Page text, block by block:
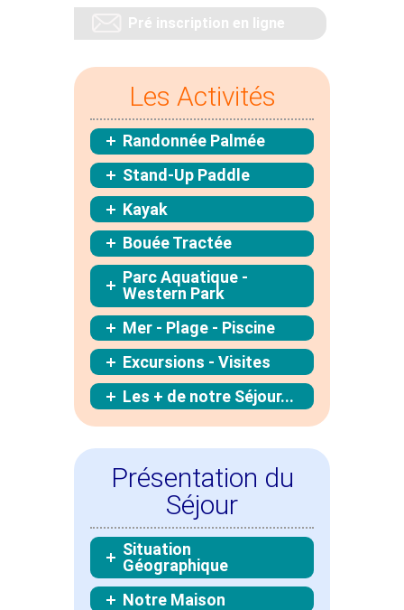
Pré inscription en ligne
Les Activités
Randonnée Palmée
Stand-Up Paddle
Kayak
Bouée Tractée
Parc Aquatique -
Western Park
Mer - Plage - Piscine
Excursions - Visites
Les + de notre Séjour...
Présentation du
Séjour
Situation
Géographique
Notre Maison